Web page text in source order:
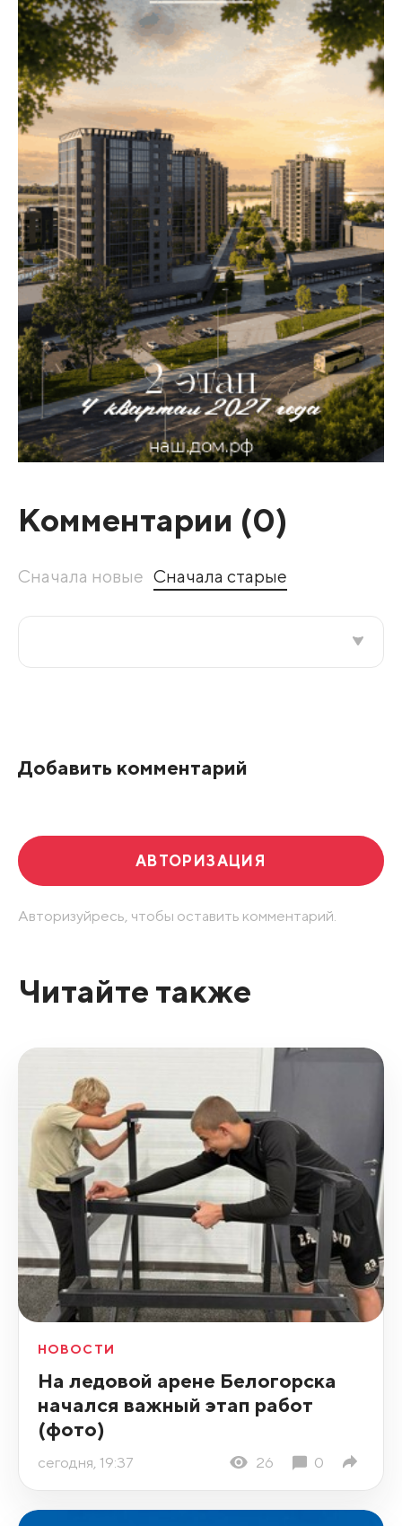
Комментарии (0)
Сначала новые Сначала старые
Добавить комментарий
АВТОРИЗАЦИЯ
Авторизуйресь, чтобы оставить комментарий.
Читайте также
НОВОСТИ
На ледовой арене Белогорска
начался важный этап работ
(фото)
сегодня, 19:37 26 0